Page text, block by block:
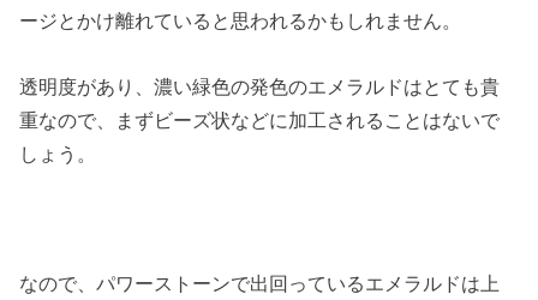
ージとかけ離れていると思われるかもしれません。
透明度があり、濃い緑色の発色のエメラルドはとても貴
重なので、まずビーズ状などに加工されることはないで
しょう。
なので、パワーストーンで出回っているエメラルドは上